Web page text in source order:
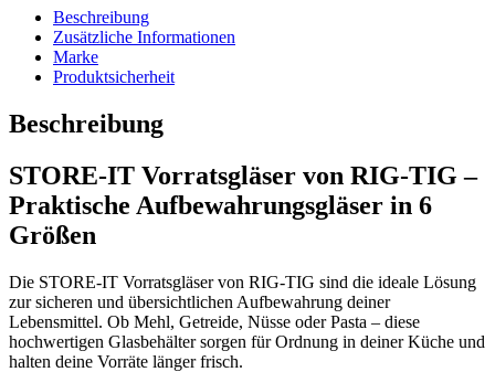
Beschreibung
Zusätzliche Informationen
Marke
Produktsicherheit
Beschreibung
STORE-IT Vorratsgläser von RIG-TIG –
Praktische Aufbewahrungsgläser in 6
Größen
Die STORE-IT Vorratsgläser von RIG-TIG sind die ideale Lösung
zur sicheren und übersichtlichen Aufbewahrung deiner
Lebensmittel. Ob Mehl, Getreide, Nüsse oder Pasta – diese
hochwertigen Glasbehälter sorgen für Ordnung in deiner Küche und
halten deine Vorräte länger frisch.